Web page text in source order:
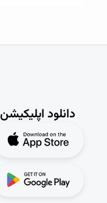
دانلود اپلیکیشن